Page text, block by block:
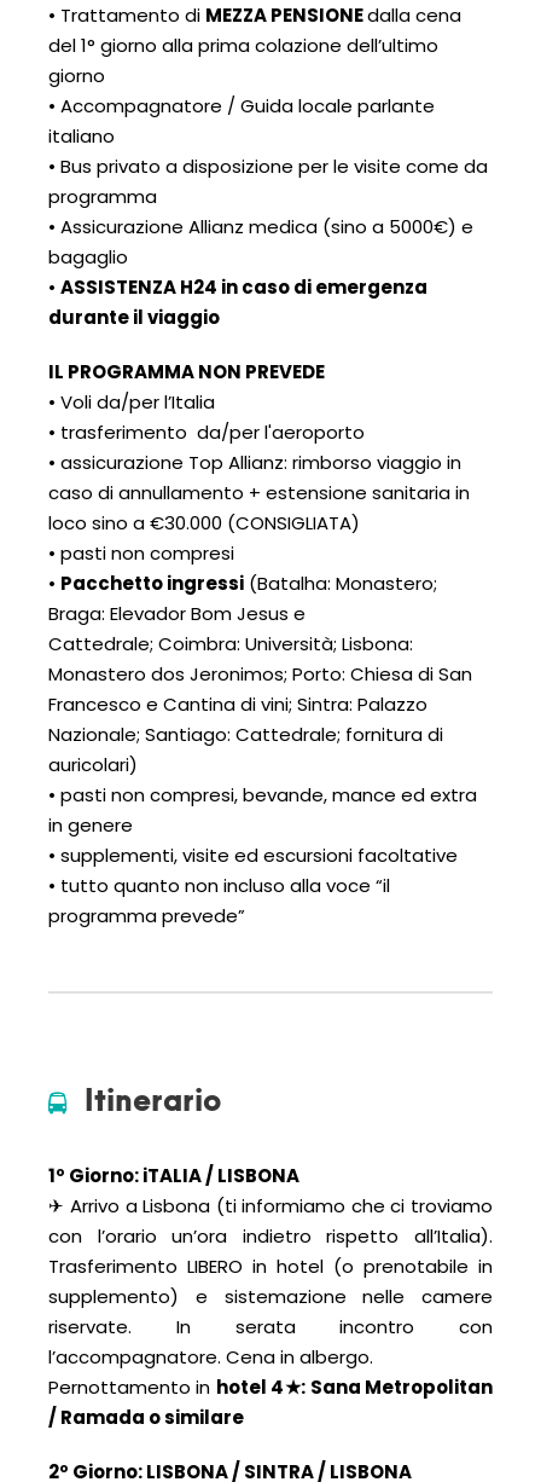
• Trattamento di MEZZA PENSIONEdalla cena
del 1° giorno alla prima colazione dell’ultimo
giorno
• Accompagnatore / Guida locale parlante
italiano
• Bus privato a disposizione per le visite come da
programma
• Assicurazione Allianz medica (sino a 5000€) e
bagaglio
• ASSISTENZA H24 in caso di emergenza
durante il viaggio
IL PROGRAMMA NON PREVEDE
• Voli da/per l’Italia
• trasferimento da/per l'aeroporto
• assicurazione Top Allianz: rimborso viaggio in
caso di annullamento + estensione sanitaria in
loco sino a €30.000 (CONSIGLIATA)
• pasti non compresi
• Pacchetto ingressi (Batalha: Monastero;
Braga: Elevador Bom Jesus e
Cattedrale; Coimbra: Università; Lisbona:
Monastero dos Jeronimos; Porto: Chiesa di San
Francesco e Cantina di vini; Sintra: Palazzo
Nazionale; Santiago: Cattedrale; fornitura di
auricolari)
• pasti non compresi, bevande, mance ed extra
in genere
• supplementi, visite ed escursioni facoltative
• tutto quanto non incluso alla voce “il
programma prevede”
Itinerario
1º Giorno: iTALIA / LISBONA
✈ Arrivo a Lisbona (ti informiamo che ci troviamo
con l’orario un’ora indietro rispetto all’Italia).
Trasferimento LIBERO in hotel (o prenotabile in
supplemento) e sistemazione nelle camere
riservate. In serata incontro con
l’accompagnatore. Cena in albergo.
Pernottamento in hotel 4★: Sana Metropolitan
/ Ramada o similare
2º Giorno: LISBONA / SINTRA/ LISBONA